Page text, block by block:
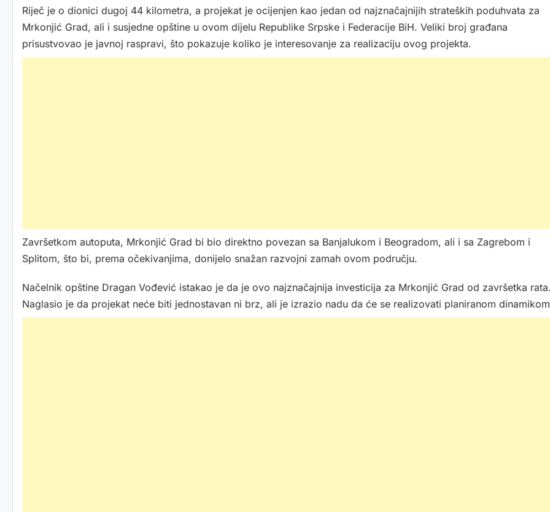
Riječ je o dionici dugoj 44 kilometra, a projekat je ocijenjen kao jedan od najznačajnijih strateških poduhvata za
Mrkonjić Grad, ali i susjedne opštine u ovom dijelu Republike Srpske i Federacije BiH. Veliki broj građana
prisustvovao je javnoj raspravi, što pokazuje koliko je interesovanje za realizaciju ovog projekta.
Završetkom autoputa, Mrkonjić Grad bi bio direktno povezan sa Banjalukom i Beogradom, ali i sa Zagrebom i
Splitom, što bi, prema očekivanjima, donijelo snažan razvojni zamah ovom području.
Načelnik opštine Dragan Vođević istakao je da je ovo najznačajnija investicija za Mrkonjić Grad od završetka
Naglasio je da projekat neće biti jednostavan ni brz, ali je izrazio nadu da će se realizovati planiranom